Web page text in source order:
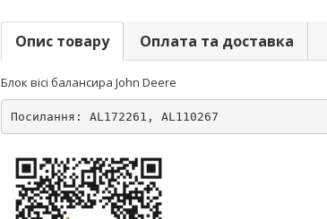
Опис товару Оплата та доставка
Блок вісі балансира John Deere
Посилання: AL172261, AL110267